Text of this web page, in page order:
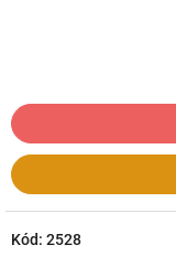
Kód: 2528